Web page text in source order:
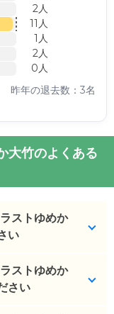
2人
11人
1人
2人
0人
昨年の退去数：3名
大竹のよくある
ストゆめか
い
見学した方の
ストゆめか
さい